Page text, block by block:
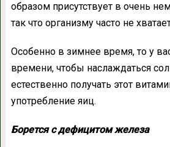
образом присутствует в очень
так что организму часто не
Особенно в зимнее время, то у
времени, чтобы наслаждаться
естественно получать этот
употребление яиц.
Борется с дефицитом железа